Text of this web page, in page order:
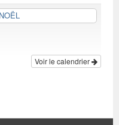
Voir le calendrier